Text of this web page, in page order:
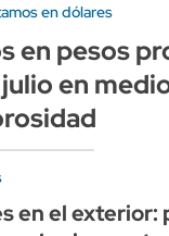
en dólares
en pesos
en
en el exterior: